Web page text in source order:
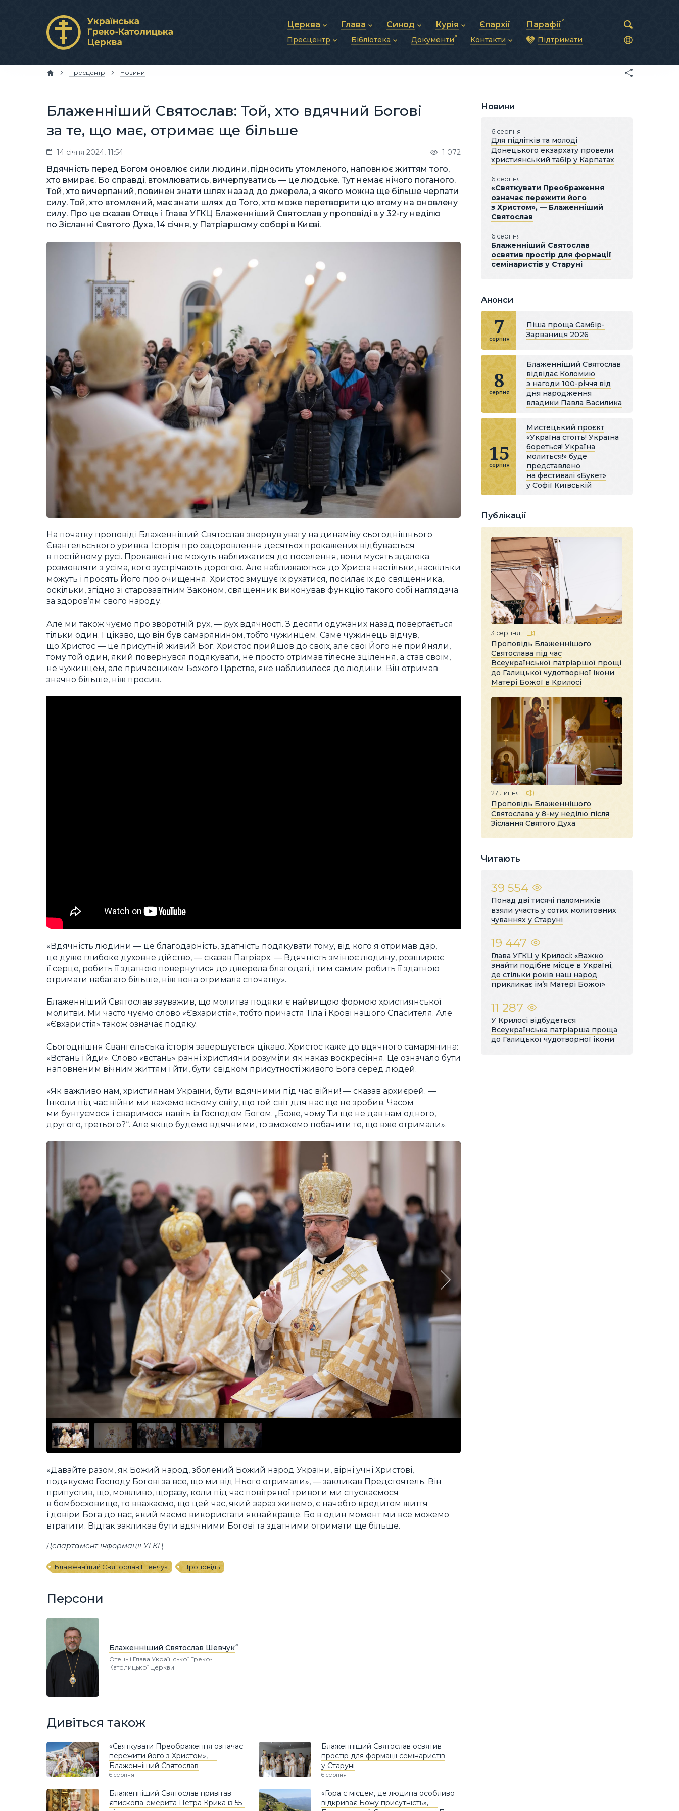
Церква
Про УГКЦ
Структура УГКЦ
Глава
Блаженніший Святослав
Фотографії
Синод
Синод Єпископів
Митрополичі Синоди
Курія
Душпастирська рада
Зв’язки та комунікації
Єпархії Парафії
Пресцентр
Публікації
Фото та відео
Бібліотека
Молитви
Документи Контакти
Синоди Єпископів
Патріарша курія
Підтримати
Пресцентр Новини
Блаженніший Святослав: Той, хто вдячний Богові
за те, що має, отримає ще більше
14 січня 2024, 11:54 1 072
Вдячність перед Богом оновлює сили людини, підносить утомленого, наповнює життям того,
хто вмирає. Бо справді, втомлюватись, вичерпуватись — це людське. Тут немає нічого поганого.
Той, хто вичерпаний, повинен знати шлях назад до джерела, з якого можна ще більше черпати
силу. Той, хто втомлений, має знати шлях до Того, хто може перетворити цю втому на оновлену
силу. Про це сказав Отець і Глава УГКЦ Блаженніший Святослав у проповіді в у 32-гу неділю
по Зісланні Святого Духа, 14 січня, у Патріаршому соборі в Києві.
На початку проповіді Блаженніший Святослав звернув увагу на динаміку сьогоднішнього
Євангельського уривка. Історія про оздоровлення десятьох прокажених відбувається
в постійному русі. Прокажені не можуть наближатися до поселення, вони мусять здалека
розмовляти з усіма, кого зустрічають дорогою. Але наближаються до Христа настільки, наскільки
можуть і просять Його про очищення. Христос змушує їх рухатися, посилає їх до священника,
оскільки, згідно зі старозавітним Законом, священник виконував функцію такого собі наглядача
за здоров’ям свого народу.
Але ми також чуємо про зворотній рух, — рух вдячності. З десяти одужаних назад повертається
тільки один. І цікаво, що він був самарянином, тобто чужинцем. Саме чужинець відчув,
що Христос — це присутній живий Бог. Христос прийшов до своїх, але свої Його не прийняли,
тому той один, який повернувся подякувати, не просто отримав тілесне зцілення, а став своїм,
не чужинцем, але причасником Божого Царства, яке наблизилося до людини. Він отримав
значно більше, ніж просив.
«Вдячність людини — це благодарність, здатність подякувати тому, від кого я отримав дар,
це дуже глибоке духовне дійство, — сказав Патріарх. — Вдячність змінює людину, розширює
її серце, робить її здатною повернутися до джерела благодаті, і тим самим робить її здатною
отримати набагато більше, ніж вона отримала спочатку».
Блаженніший Святослав зауважив, що молитва подяки є найвищою формою християнської
молитви. Ми часто чуємо слово «Євхаристія», тобто причастя Тіла і Крові нашого Спасителя. Але
«Євхаристія» також означає подяку.
Сьогоднішня Євангельська історія завершується цікаво. Христос каже до вдячного самарянина:
«Встань і йди». Слово «встань» ранні християни розуміли як наказ воскресіння. Це означало бути
наповненим вічним життям і йти, бути свідком присутності живого Бога серед людей.
«Як важливо нам, християнам України, бути вдячними під час війни! — сказав архиєрей. —
Інколи під час війни ми кажемо всьому світу, що той світ для нас ще не зробив. Часом
ми бунтуємося і сваримося навіть із Господом Богом. „Боже, чому Ти ще не дав нам одного,
другого, третього?“. Але якщо будемо вдячними, то зможемо побачити те, що вже отримали».
«Давайте разом, як Божий народ, зболений Божий народ України, вірні учні Христові,
подякуємо Господу Богові за все, що ми від Нього отримали», — закликав Предстоятель. Він
припустив, що, можливо, щоразу, коли під час повітряної тривоги ми спускаємося
в бомбосховище, то вважаємо, що цей час, який зараз живемо, є начебто кредитом життя
і довіри Бога до нас, який маємо використати якнайкраще. Бо в один момент ми все можемо
втратити. Відтак закликав бути вдячними Богові та здатними отримати ще більше.
Департамент інформації УГКЦ
Блаженніший Святослав Шевчук Проповідь
Персони
Блаженніший Святослав Шевчук
Отець і Глава Української Греко-
Католицької Церкви
Дивіться також
«Святкувати Преображення означає
пережити його з Христом», —
Блаженніший Святослав
6 серпня
Блаженніший Святослав освятив
простір для формації семінаристів
у Старуні
6 серпня
Блаженніший Святослав привітав
єпископа-емерита Петра Крика із 55-
«Гора є місцем, де людина особливо
відкриває Божу присутність», —
Новини
6 серпня
Для підлітків та молоді
Донецького екзархату провели
християнський табір у Карпатах
6 серпня
«Святкувати Преображення
означає пережити його
з Христом», — Блаженніший
Святослав
6 серпня
Блаженніший Святослав
освятив простір для формації
семінаристів у Старуні
Анонси
7
серпня
Піша проща Самбір-
Зарваниця 2026
8
серпня
Блаженніший Святослав
відвідає Коломию
з нагоди 100-річчя від
дня народження
владики Павла Василика
15
серпня
Мистецький проєкт
«Україна стоїть! Україна
бореться! Україна
молиться!» буде
представлено
на фестивалі «Букет»
у Софії Київській
Публікації
3 серпня
Проповідь Блаженнішого
Святослава під час
Всеукраїнської патріаршої прощі
до Галицької чудотворної ікони
Матері Божої в Крилосі
27 липня
Проповідь Блаженнішого
Святослава у 8-му неділю після
Зіслання Святого Духа
Читають
39 554
Понад дві тисячі паломників
взяли участь у сотих молитовних
чуваннях у Старуні
19 447
Глава УГКЦ у Крилосі: «Важко
знайти подібне місце в Україні,
де стільки років наш народ
прикликає ім’я Матері Божої»
11 287
У Крилосі відбудеться
Всеукраїнська патріарша проща
до Галицької чудотворної ікони